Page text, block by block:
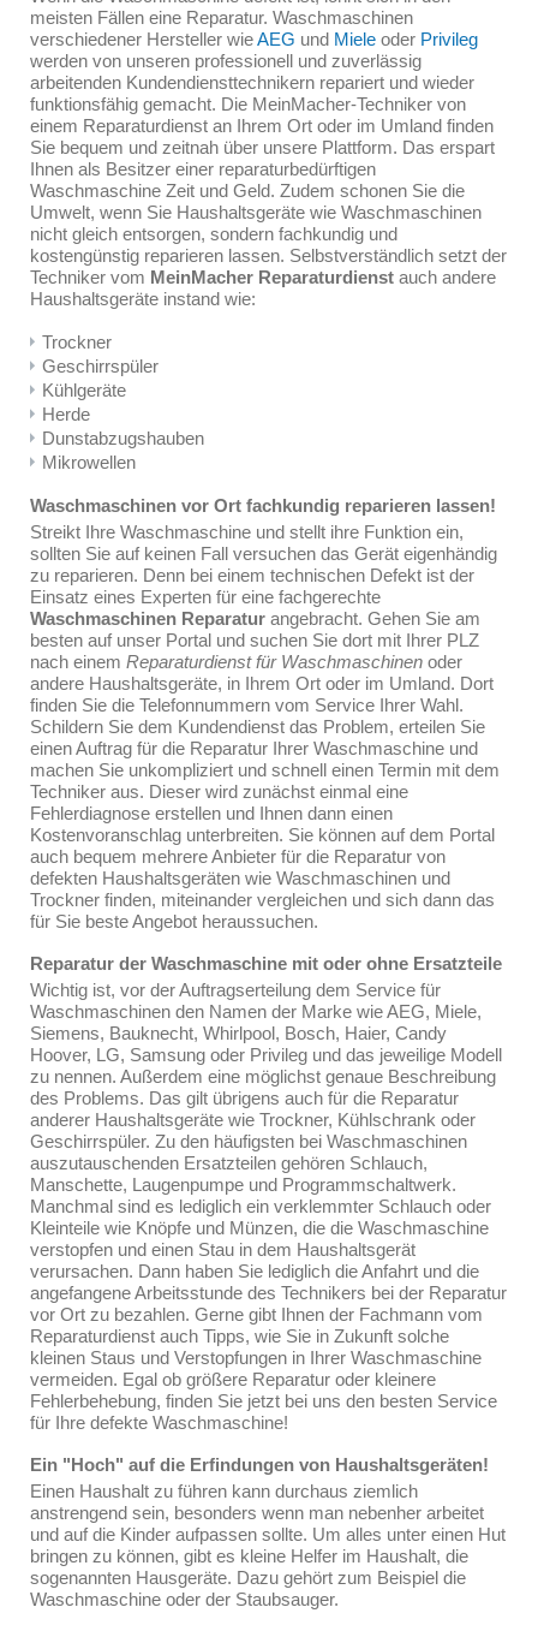
meisten Fällen eine Reparatur. Waschmaschinen
verschiedener Hersteller wieAEG und Miele oder Privileg
werden von unseren professionell und zuverlässig
arbeitenden Kundendiensttechnikern repariert und wieder
funktionsfähig gemacht. Die MeinMacher-Techniker von
einem Reparaturdienst an Ihrem Ort oder im Umland finden
Sie bequem und zeitnah über unsere Plattform. Das erspart
Ihnen als Besitzer einer reparaturbedürftigen
Waschmaschine Zeit und Geld. Zudem schonen Sie die
Umwelt, wenn Sie Haushaltsgeräte wie Waschmaschinen
nicht gleich entsorgen, sondern fachkundig und
kostengünstig reparieren lassen. Selbstverständlich setzt der
Techniker vom MeinMacher Reparaturdienst auch andere
Haushaltsgeräte instand wie:
Trockner
Geschirrspüler
Kühlgeräte
Herde
Dunstabzugshauben
Mikrowellen
Waschmaschinen vor Ort fachkundig reparieren lassen!
Streikt Ihre Waschmaschine und stellt ihre Funktion ein,
sollten Sie auf keinen Fall versuchen das Gerät eigenhändig
zu reparieren. Denn bei einem technischen Defekt ist der
Einsatz eines Experten für eine fachgerechte
Waschmaschinen Reparatur angebracht. Gehen Sie am
besten auf unser Portal und suchen Sie dort mit Ihrer PLZ
nach einem Reparaturdienst für Waschmaschinen oder
andere Haushaltsgeräte, in Ihrem Ort oder im Umland. Dort
finden Sie die Telefonnummern vom Service Ihrer Wahl.
Schildern Sie dem Kundendienst das Problem, erteilen Sie
einen Auftrag für die Reparatur Ihrer Waschmaschine und
machen Sie unkompliziert und schnell einen Termin mit dem
Techniker aus. Dieser wird zunächst einmal eine
Fehlerdiagnose erstellen und Ihnen dann einen
Kostenvoranschlag unterbreiten. Sie können auf dem Portal
auch bequem mehrere Anbieter für die Reparatur von
defekten Haushaltsgeräten wie Waschmaschinen und
Trockner finden, miteinander vergleichen und sich dann das
für Sie beste Angebot heraussuchen.
Reparatur der Waschmaschine mit oder ohne Ersatzteile
Wichtig ist, vor der Auftragserteilung dem Service für
Waschmaschinen den Namen der Marke wie AEG, Miele,
Siemens, Bauknecht, Whirlpool, Bosch, Haier, Candy
Hoover, LG, Samsung oder Privileg und das jeweilige Modell
zu nennen. Außerdem eine möglichst genaue Beschreibung
des Problems. Das gilt übrigens auch für die Reparatur
anderer Haushaltsgeräte wie Trockner, Kühlschrank oder
Geschirrspüler. Zu den häufigsten bei Waschmaschinen
auszutauschenden Ersatzteilen gehören Schlauch,
Manschette, Laugenpumpe und Programmschaltwerk.
Manchmal sind es lediglich ein verklemmter Schlauch oder
Kleinteile wie Knöpfe und Münzen, die die Waschmaschine
verstopfen und einen Stau in dem Haushaltsgerät
verursachen. Dann haben Sie lediglich die Anfahrt und die
angefangene Arbeitsstunde des Technikers bei der Reparatur
vor Ort zu bezahlen. Gerne gibt Ihnen der Fachmann vom
Reparaturdienst auch Tipps, wie Sie in Zukunft solche
kleinen Staus und Verstopfungen in Ihrer Waschmaschine
vermeiden. Egal ob größere Reparatur oder kleinere
Fehlerbehebung, finden Sie jetzt bei uns den besten Service
für Ihre defekte Waschmaschine!
Ein "Hoch" auf die Erfindungen von Haushaltsgeräten!
Einen Haushalt zu führen kann durchaus ziemlich
anstrengend sein, besonders wenn man nebenher arbeitet
und auf die Kinder aufpassen sollte. Um alles unter einen Hut
bringen zu können, gibt es kleine Helfer im Haushalt, die
sogenannten Hausgeräte. Dazu gehört zum Beispiel die
Waschmaschine oder der Staubsauger.